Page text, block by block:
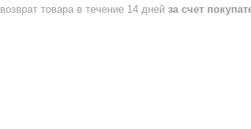
возврат товара в течение 14 дней за счет